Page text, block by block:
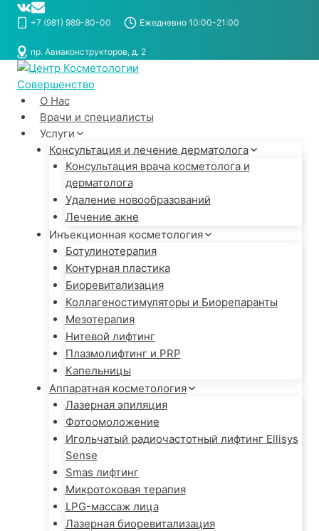
Перейти
+7 (981) 989-80-00 Ежедневно 10:00-21:00
пр. Авиаконструкторов, д. 2
О Нас
Врачи и специалисты
Услуги
Консультация и лечение дерматолога
Консультация врача косметолога и
дерматолога
Удаление новообразований
Лечение акне
Инъекционная косметология
Ботулинотерапия
Контурная пластика
Биоревитализация
Коллагеностимуляторы и Биорепаранты
Мезотерапия
Нитевой лифтинг
Плазмолифтинг и PRP
Капельницы
Аппаратная косметология
Лазерная эпиляция
Фотоомоложение
Игольчатый радиочастотный лифтинг Ellisys
Sense
Smas лифтинг
Микротоковая терапия
LPG-массаж лица
Лазерная биоревитализация